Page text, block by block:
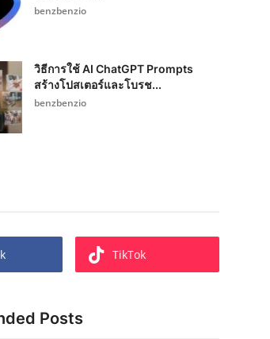
benzbenzio
วิธีการใช้ AI ChatGPT Prompts
สร้างโปสเตอร์และโบรช...
benzbenzio
TikTok
Posts